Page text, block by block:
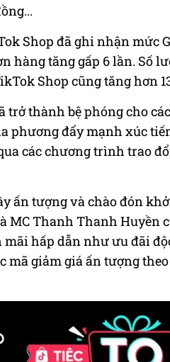
Shop đã ghi nhận mức
hàng tăng gấp 6 lần. Số
Shop cũng tăng hơn
trở thành bệ phóng cho
phương đẩy mạnh xúc
các chương trình trao
ấn tượngvà chào đón
MC Thanh Thanh Huyền
hấp dẫn như ưu đãi
mã giảm giá ấn tượng